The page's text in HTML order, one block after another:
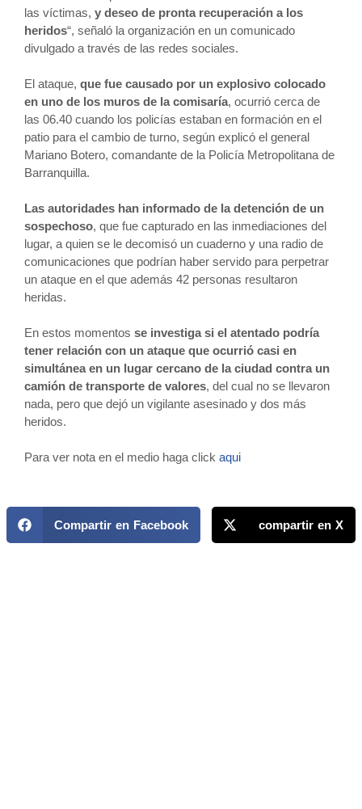
las víctimas, y deseo de pronta recuperación a los
heridos“, señaló la organización en un comunicado
divulgado a través de las redes sociales.
El ataque, que fue causado por un explosivo colocado
en uno de los muros de la comisaría, ocurrió cerca de
las 06.40 cuando los policías estaban en formación en el
patio para el cambio de turno, según explicó el general
Mariano Botero, comandante de la Policía Metropolitana de
Barranquilla.
Las autoridades han informado de la detención de un
sospechoso, que fue capturado en las inmediaciones del
lugar, a quien se le decomisó un cuaderno y una radio de
comunicaciones que podrían haber servido para perpetrar
un ataque en el que además 42 personas resultaron
heridas.
En estos momentos se investiga si el atentado podría
tener relación con un ataque que ocurrió casi en
simultánea en un lugar cercano de la ciudad contra un
camión de transporte de valores, del cual no se llevaron
nada, pero que dejó un vigilante asesinado y dos más
heridos.
Para ver nota en el medio haga click aqui
Compartir en Facebook compartir en X